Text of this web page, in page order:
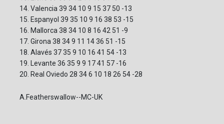
14. Valencia 39 34 10 9 15 37 50 -13
15. Espanyol 39 35 10 9 16 38 53 -15
16. Mallorca 38 34 10 8 16 42 51 -9
17. Girona 38 34 9 11 14 36 51 -15
18. Alavés 37 35 9 10 16 41 54 -13
19. Levante 36 35 9 9 17 41 57 -16
20. Real Oviedo 28 34 6 10 18 26 54 -28
A.Featherswallow--MC-UK